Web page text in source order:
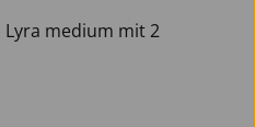
medium mit 2